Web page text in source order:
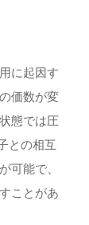
に起因す
価数が変
態では圧
との相互
可能で、
ことがあ